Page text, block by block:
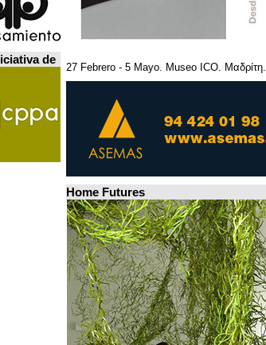
de
27 Febrero - 5 Mayo. Museo ICO. Μαδρίτη.
Home Futures